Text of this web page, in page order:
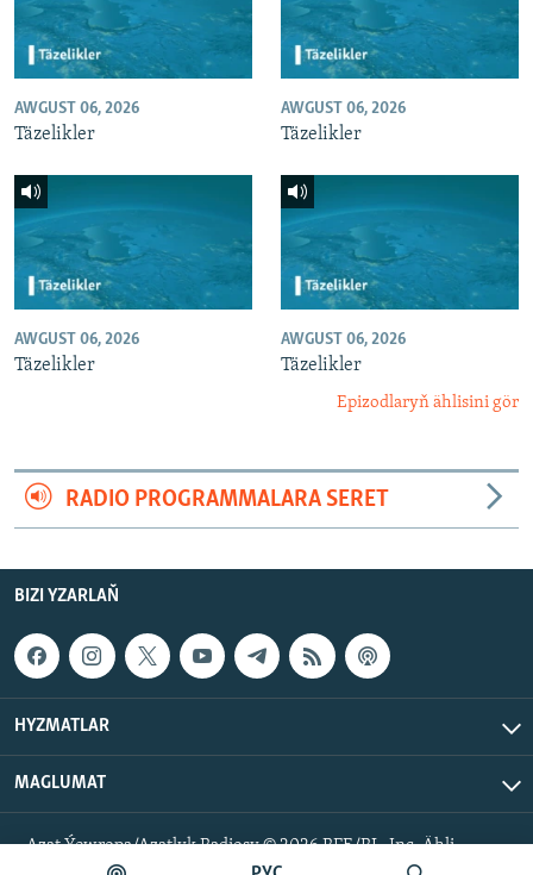
AWGUST 06, 2026
Täzelikler
AWGUST 06, 2026
Täzelikler
AWGUST 06, 2026
Täzelikler
AWGUST 06, 2026
Täzelikler
Epizodlaryň ählisini gör
RADIO PROGRAMMALARA SERET
BIZI YZARLAŇ
HYZMATLAR
MAGLUMAT
Azat Ýewropa/Azatlyk Radiosy © 2026 RFE/RL, Inc. Ähli
hukuklar goralan.